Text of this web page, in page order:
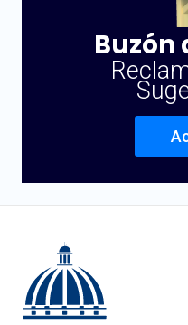
Buzón